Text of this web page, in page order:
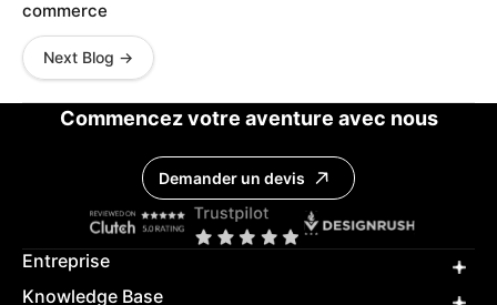
commerce
Next Blog →
Commencez votre aventure avec nous
Demander un devis
Entreprise
Knowledge Base